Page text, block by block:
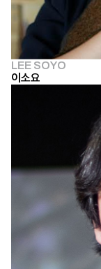
LEE SOYO
이소요